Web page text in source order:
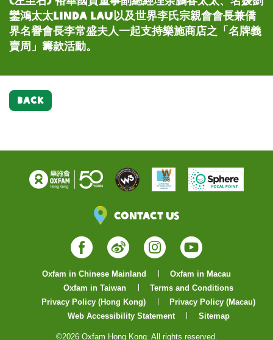
鑾鴻太太Linda Lau以及世界李氏宗親會會長兼僑
界名譽會長李常盛夫人一起支持樂施商店之「名牌義
賣周」籌款活動。
Miu Miu名貴手袋 (折實價港幣3,800元)，為樂施
商店籌款。
市民支持她手中的Moschino名貴外套 (折實價港
幣1,800元)，為樂施商店籌款。
中的Chanel名貴手袋 (折實價港幣2,000元)，為樂
施商店籌款。
幫忙打點。
事會成員何信先生 (左四)、名媛劉鑾鴻太太Linda
Lau (左五)、樂施商店顧問Anne (右四)、樂施會香
港部總監蕭美娟女士 (右一) 與義工朋友們合照。
周」籌款活動。
BACK
Contact Us
Facebook
WeiboInstagram
YouTube
Oxfam in Chinese Mainland
Oxfam in Macau
Oxfam in Taiwan
Terms and Conditions
Privacy Policy (Hong Kong)
Privacy Policy (Macau)
Web Accessibility Statement
Sitemap
©2026 Oxfam Hong Kong. All rights reserved.